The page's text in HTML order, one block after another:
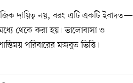
দায়িত্ব নয়, বরং এটি একটি ইবাদত—
থেকে করা হয়। ভালোবাসা ও
পরিবারের মজবুত ভিত্তি।